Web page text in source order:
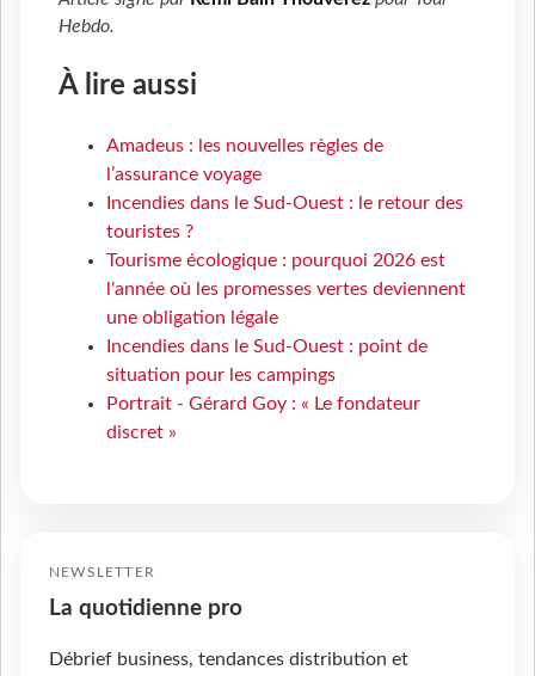
Hebdo.
À lire aussi
Amadeus : les nouvelles règles de
l’assurance voyage
Incendies dans le Sud-Ouest : le retour des
touristes ?
Tourisme écologique : pourquoi 2026 est
l'année où les promesses vertes deviennent
une obligation légale
Incendies dans le Sud-Ouest : point de
situation pour les campings
Portrait - Gérard Goy : « Le fondateur
discret »
NEWSLETTER
La quotidienne pro
Débrief business, tendances distribution et